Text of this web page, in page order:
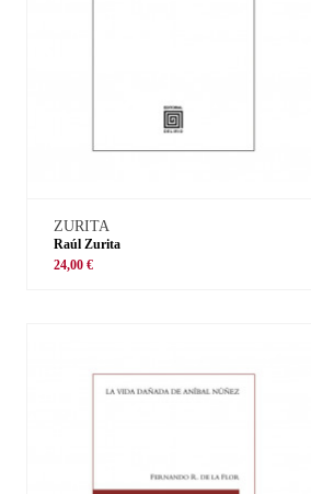
ZURITA
Raúl Zurita
24,00 €